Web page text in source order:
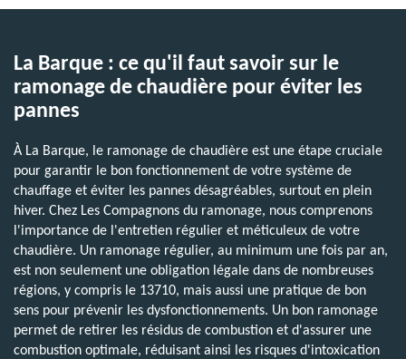
La Barque : ce qu'il faut savoir sur le
ramonage de chaudière pour éviter les
pannes
À La Barque, le ramonage de chaudière est une étape cruciale
pour garantir le bon fonctionnement de votre système de
chauffage et éviter les pannes désagréables, surtout en plein
hiver. Chez Les Compagnons du ramonage, nous comprenons
l'importance de l'entretien régulier et méticuleux de votre
chaudière. Un ramonage régulier, au minimum une fois par an,
est non seulement une obligation légale dans de nombreuses
régions, y compris le 13710, mais aussi une pratique de bon
sens pour prévenir les dysfonctionnements. Un bon ramonage
permet de retirer les résidus de combustion et d'assurer une
combustion optimale, réduisant ainsi les risques d'intoxication